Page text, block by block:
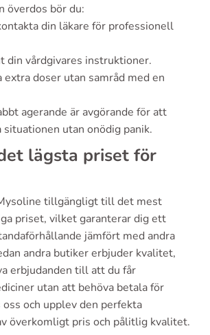
överdos bör du:
din läkare för professionell
din vårdgivares instruktioner.
extra doser utan samråd med en
agerande är avgörande för att
utan onödig panik.
lägsta priset för
tillgängligt till det mest
priset, vilket garanterar dig ett
jämfört med andra
andra butiker erbjuder kvalitet,
erbjudanden till att du får
utan att behöva betala för
oss och upplev den perfekta
överkomligt pris och pålitlig kvalitet.